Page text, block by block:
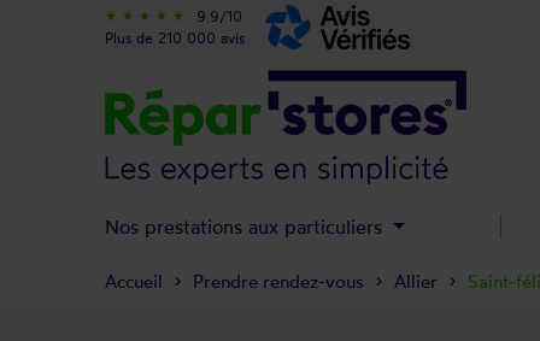
Accueil Prendre rendez-vous Allier Saint-
star_rate star_rate star_rate star_rate star_rate
9.9/10
Plus de 210 000 avis
Nos prestations aux particuliers